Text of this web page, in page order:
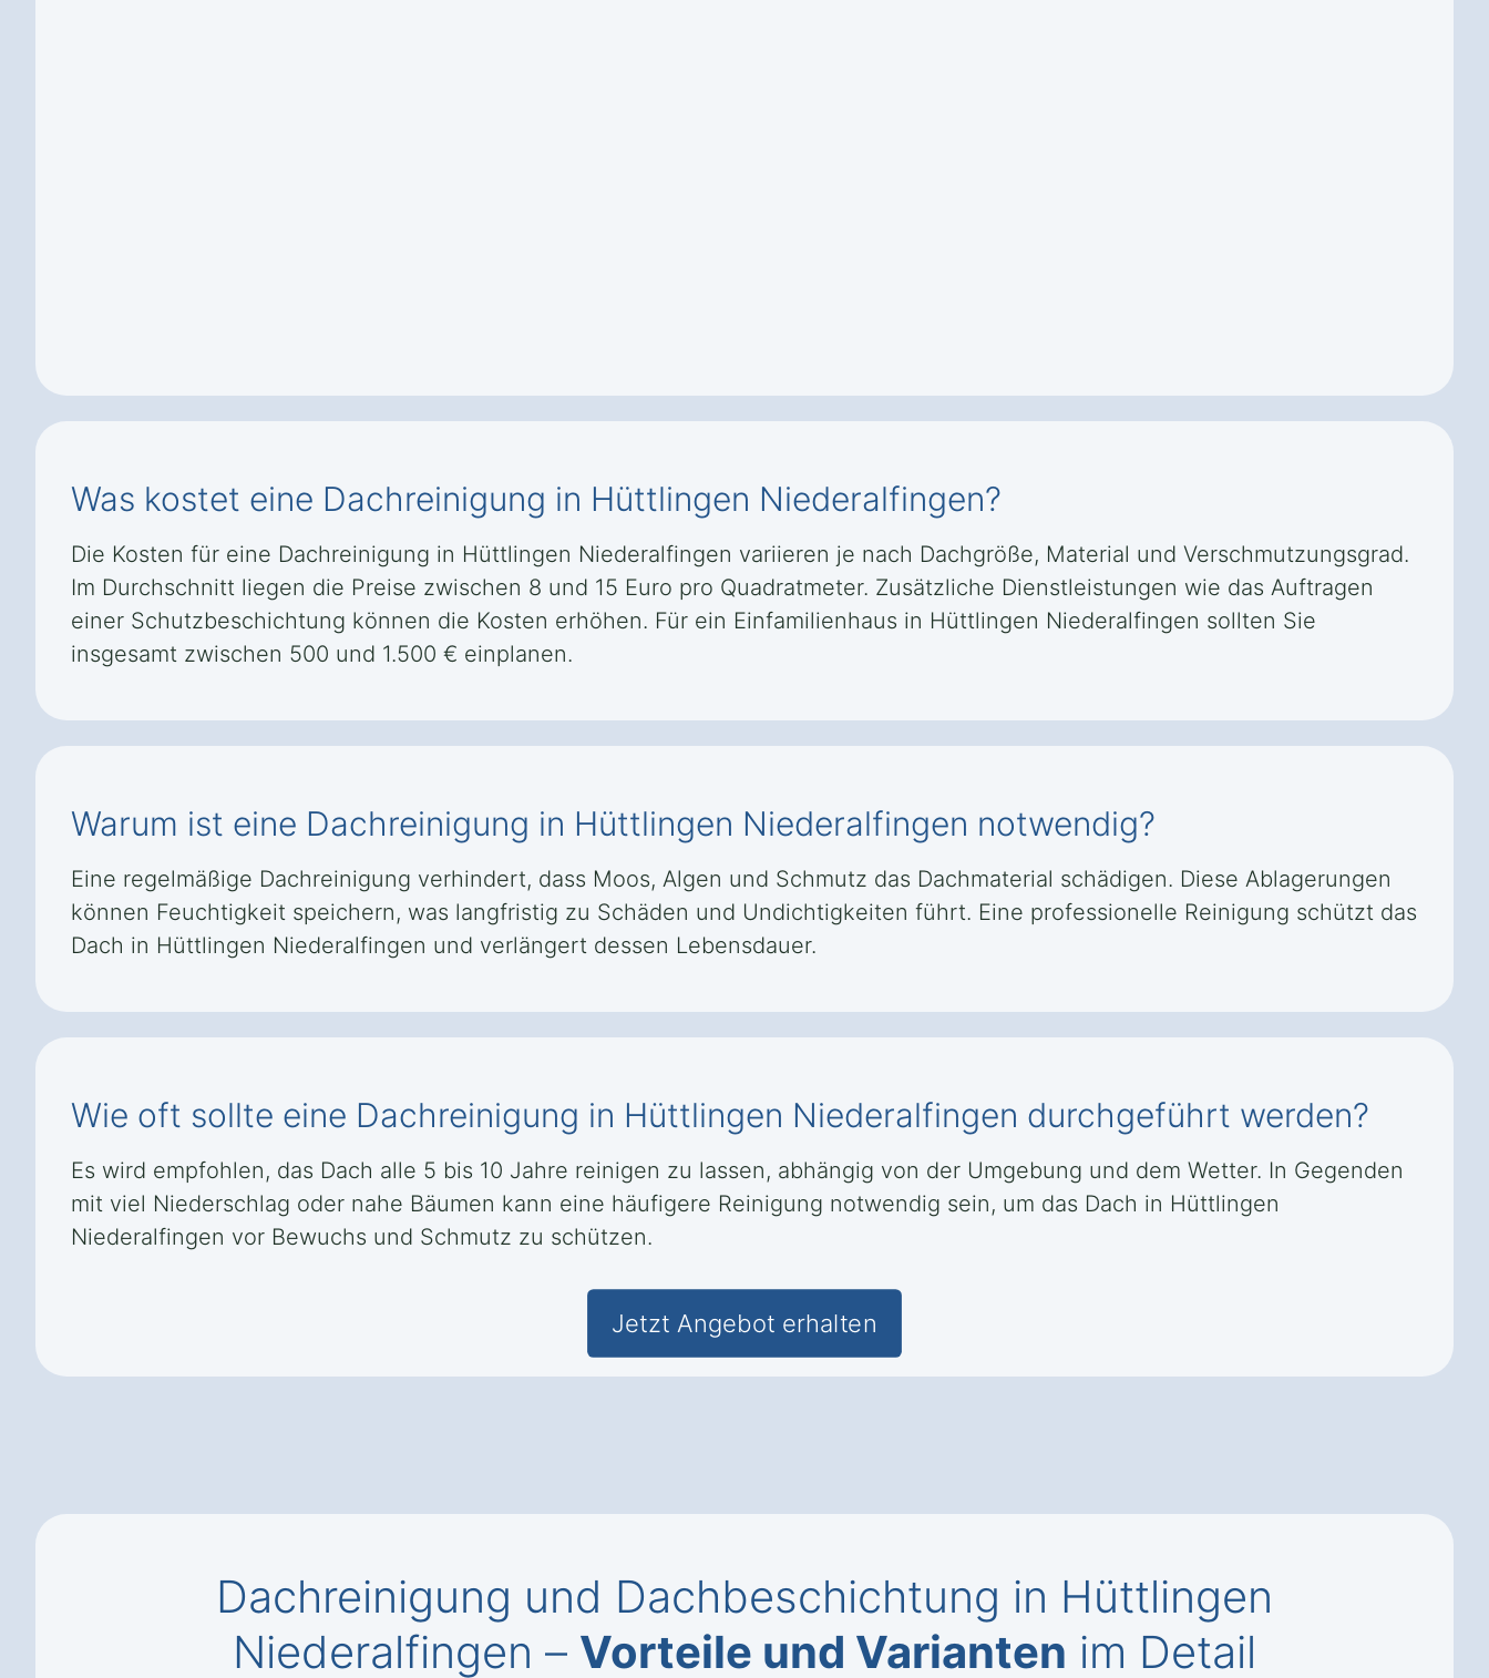
Was kostet eine Dachreinigung in Hüttlingen Niederalfingen?
Die Kosten für eine Dachreinigung in Hüttlingen Niederalfingen variieren je nach Dachgröße, Material und Verschmutzungsgrad.
Im Durchschnitt liegen die Preise zwischen 8 und 15 Euro pro Quadratmeter. Zusätzliche Dienstleistungen wie das Auftragen
einer Schutzbeschichtung können die Kosten erhöhen. Für ein Einfamilienhaus in Hüttlingen Niederalfingen sollten Sie
insgesamt zwischen 500 und 1.500 € einplanen.
Warum ist eine Dachreinigung in Hüttlingen Niederalfingen notwendig?
Eine regelmäßige Dachreinigung verhindert, dass Moos, Algen und Schmutz das Dachmaterial schädigen. Diese Ablagerungen
können Feuchtigkeit speichern, was langfristig zu Schäden und Undichtigkeiten führt. Eine professionelle Reinigung schützt das
Dach in Hüttlingen Niederalfingen und verlängert dessen Lebensdauer.
Wie oft sollte eine Dachreinigung in Hüttlingen Niederalfingen durchgeführt werden?
Es wird empfohlen, das Dach alle 5 bis 10 Jahre reinigen zu lassen, abhängig von der Umgebung und dem Wetter. In Gegenden
mit viel Niederschlag oder nahe Bäumen kann eine häufigere Reinigung notwendig sein, um das Dach in Hüttlingen
Niederalfingen vor Bewuchs und Schmutz zu schützen.
Jetzt Angebot erhalten
Dachreinigung und Dachbeschichtung in Hüttlingen
Niederalfingen – Vorteile und Varianten im Detail